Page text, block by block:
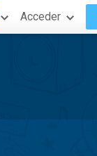
Acceder